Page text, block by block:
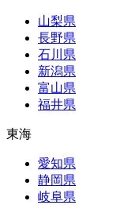
山梨県
長野県
石川県
新潟県
富山県
福井県
東海
愛知県
静岡県
岐阜県